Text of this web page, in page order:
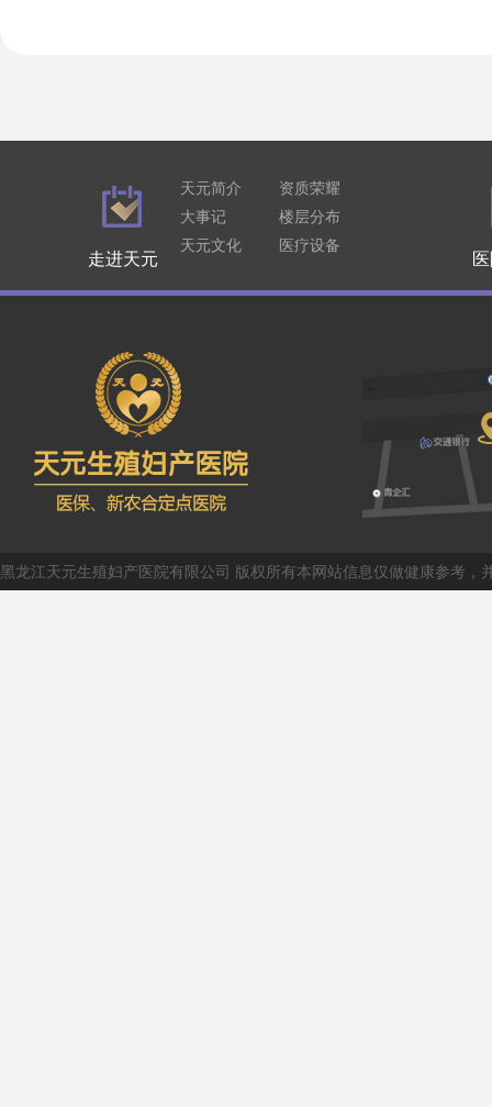
走进天元
天元简介
资质荣耀
大事记
楼层分布
天元文化
医疗设备
黑龙江天元生殖妇产医院有限公司 版权所有本网站信息仅做健康参考